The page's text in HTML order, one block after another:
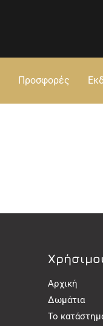
Προσφορές
Αρχική
Δωμάτια
Το